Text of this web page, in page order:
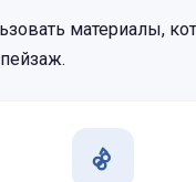
материалы,